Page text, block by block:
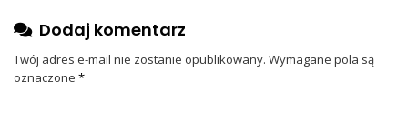
Dodaj komentarz
Twój adres e-mail nie zostanie opublikowany. Wymagane pola są
oznaczone *